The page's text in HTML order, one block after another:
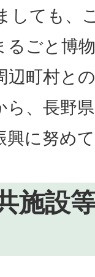
しても、
るごと博
辺町村と
、長野
興に努め
施設